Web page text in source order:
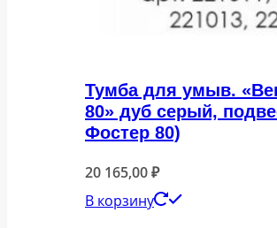
Тумба для умыв.
80» дуб серый,
Фостер 80)
20 165,00₽
В корзину